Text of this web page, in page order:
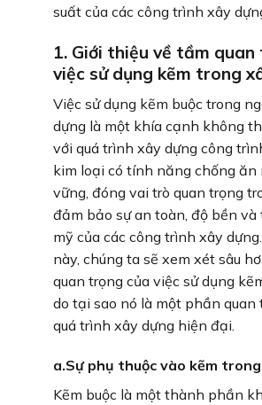
suất của các công trình xây
1. Giới thiệu về tầm
việc sử dụng kẽm trong
Việc sử dụng kẽm buộc trong
dựng là một khía cạnh không
với quá trình xây dựng công
kim loại có tính năng chống ăn
vững, đóng vai trò quan trọng
đảm bảo sự an toàn, độ bền
mỹ của các công trình xây
này, chúng ta sẽ xem xét sâu
quan trọng của việc sử dụng
do tại sao nó là một phần quan
quá trình xây dựng hiện đại.
a.Sự phụ thuộc vào kẽm
Kẽm buộc là một thành phần